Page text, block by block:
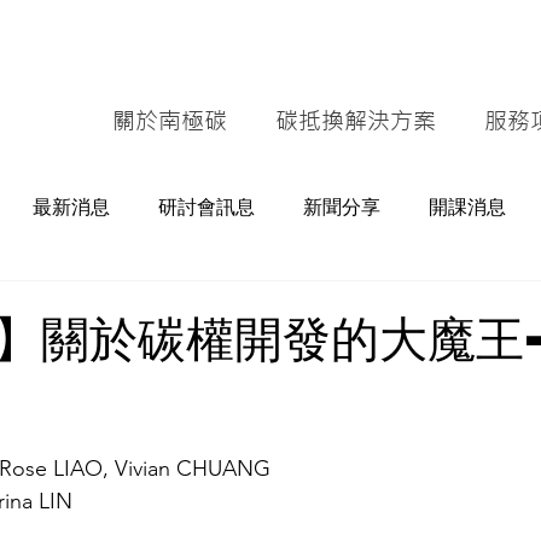
關於南極碳 碳抵換解決方案 服務
最新消息 研討會訊息 新聞分享 開課消息
關於碳權開發的大魔
LIAO, Vivian CHUANG
LIN